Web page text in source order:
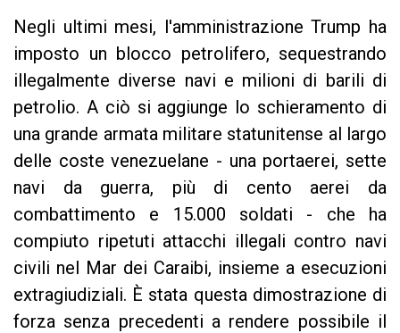
Negli ultimi mesi, l'amministrazione Trump ha
imposto un blocco petrolifero, sequestrando
illegalmente diverse navi e milioni di barili di
petrolio. A ciò si aggiunge lo schieramento di
una grande armata militare statunitense al largo
delle coste venezuelane - una portaerei, sette
navi da guerra, più di cento aerei da
combattimento e 15.000 soldati - che ha
compiuto ripetuti attacchi illegali contro navi
civili nel Mar dei Caraibi, insieme a esecuzioni
extragiudiziali. È stata questa dimostrazione di
forza senza precedenti a rendere possibile il